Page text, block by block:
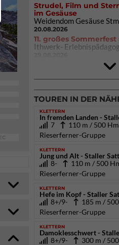
Strudel, Film und
im Gesäuse
Weidendom Gesäuse
20.08.2026
11. großes
Ithwerk-
DAV Kletter- &
Süd (Thalkirchen)
TOUREN IN DER
KLETTERN
In fremden Landen -
7
110 m / 500 Hm
Rieserferner-Gruppe
KLETTERN
Jung und Alt - Staller
8-
110 m / 500
Rieserferner-Gruppe
KLETTERN
Hefe im Kopf - Staller
8+/9-
185 m /
Rieserferner-Gruppe
KLETTERN
Damoklesschwert -
8+/9-
300 m /